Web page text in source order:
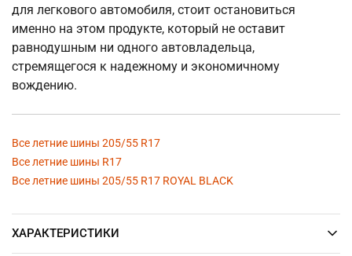
для легкового автомобиля, стоит остановиться
именно на этом продукте, который не оставит
равнодушным ни одного автовладельца,
стремящегося к надежному и экономичному
вождению.
Все летние шины 205/55 R17
Все летние шины R17
Все летние шины 205/55 R17 ROYAL BLACK
ХАРАКТЕРИСТИКИ